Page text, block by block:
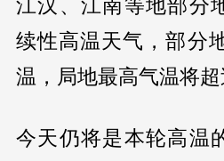
江汉、江南等地部分
续性高温天气，部分
温，局地最高气温将超
今天仍将是本轮高温